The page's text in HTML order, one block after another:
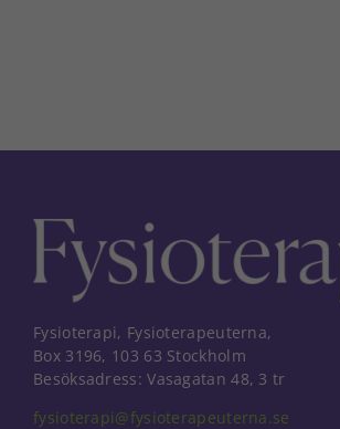
Fysioterapi, Fysioterapeuterna,
Box 3196, 103 63 Stockholm
Besöksadress: Vasagatan 48, 3 tr
fysioterapi@fysioterapeuterna.se